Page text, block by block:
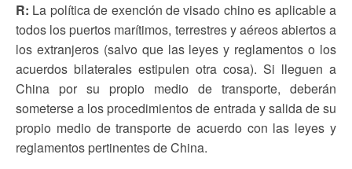
R: La política de exención de visado chino es aplicable a
todos los puertos marítimos, terrestres y aéreos abiertos a
los extranjeros (salvo que las leyes y reglamentos o los
acuerdos bilaterales estipulen otra cosa). Si lleguen a
China por su propio medio de transporte, deberán
someterse a los procedimientos de entrada y salida de su
propio medio de transporte de acuerdo con las leyes y
reglamentos pertinentes de China.